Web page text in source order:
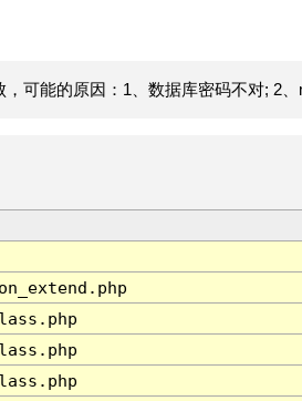
可能的原因：1、数据库密码不对; 2、